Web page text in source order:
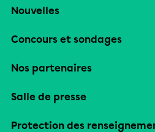
Nouvelles
Concours et sondages
Nos partenaires
Salle de presse
Protection des